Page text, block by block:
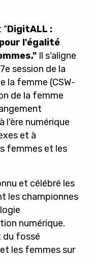
"DigitALL :
l'égalité
Il s'aligne
session de la
la femme (CSW-
de la femme
l'ère numérique
et à
femmes et les
et célébré les
les championnes
numérique.
du fossé
les femmes sur